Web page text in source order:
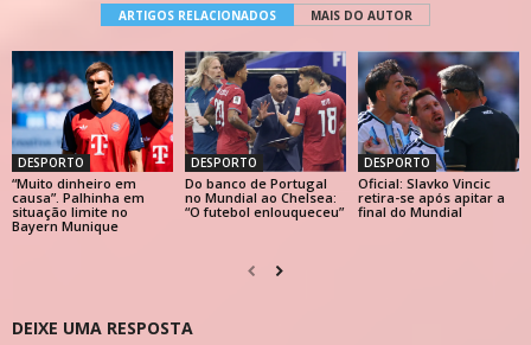
ARTIGOS RELACIONADOS MAIS DO AUTOR
DESPORTO
“Muito dinheiro em
causa”. Palhinha em
situação limite no
Bayern Munique
DESPORTO
Do banco de Portugal
no Mundial ao Chelsea:
“O futebol enlouqueceu”
DESPORTO
Oficial: Slavko Vincic
retira-se após apitar a
final do Mundial
DEIXE UMA RESPOSTA